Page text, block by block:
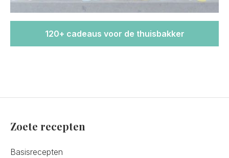
120+ cadeaus voor de thuisbakker
Zoete recepten
Basisrecepten